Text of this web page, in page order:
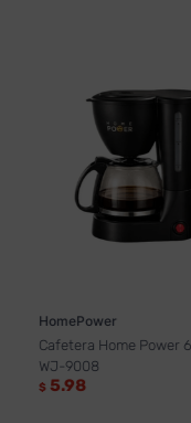
HomePower
Cafetera Home Power
WJ-9008
$ 5.98